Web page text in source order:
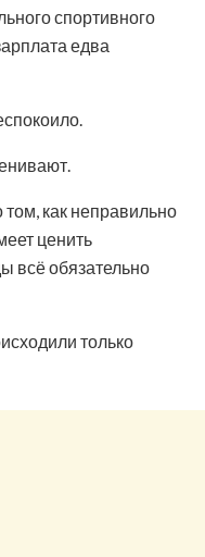
спортивного
едва
как неправильно
ценить
всё обязательно
только